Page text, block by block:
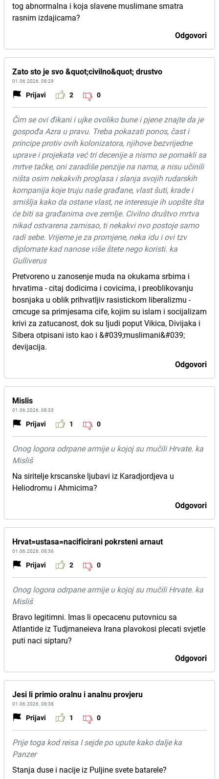
tog abnormalna i koja slavene muslimane smatra
rasnim izdajicama?
Odgovori
Zato sto je svo &quot;civilno&quot; drustvo
01.06.2026. 08:29
Prijavi 2 0
Čim se ovi đikani i ujke ovoliko bune i pjene znajte da je
gospođa Azra u pravu. Treba pokazati ponos, čast i
principe protiv ovih kolonizatora, njihove bezvrijedne
uprave i projekata već tri decenije a nismo se pomakli sa
mrtve tačke, oni zaradiše penzije na nama, a nisu učinili
ništa osim nekakvih proglasa i slanja svojih rudarskih
kompanija koje truju naše građane, vlast šuti, krade i
smišlja kako da ostane vlast, ne interesuje ih uopšte šta
će biti sa građanima ove zemlje. Civilno društvo mrtva
nikad ostvarena zamisao, ti nekakvi nvo postoje samo
radi sebe. Vrijeme je za promjene, neka idu i ovi tzv
diplomate kad nanose više štete nego koristi. ka
Gulliverus
Pretvoreno u zanosenje muda na okukama srbima i
hrvatima - citaj dodicima i covicima, i preoblikovanju
bosnjaka u oblik prihvatljiv rasistickom liberalizmu -
crncuge sa primjesama cife, kojim su islam i socijalizam
krivi za zatucanost, dok su ljudi poput Vikica, Divijaka i
Sibera otpisani isto kao i &#039;muslimani&#039;
devijacija.
Odgovori
Mislis
01.06.2026. 08:33
Prijavi 1 0
Onog logora odrpane armije u kojoj su mučili Hrvate. ka
Misliš
Na siritelje krscanske ljubavi iz Karadjordjeva u
Heliodromu i Ahmicima?
Odgovori
Hrvat=ustasa=nacificirani pokrsteni arnaut
01.06.2026. 08:36
Prijavi 2 0
Onog logora odrpane armije u kojoj su mučili Hrvate. ka
Misliš
Bravo legitimni. Imas li opecacenu putovnicu sa
Atlantide iz Tudjmaneieva Irana plavokosi plecati svjetle
puti naci siptaru?
Odgovori
Jesi li primio oralnu i analnu provjeru
01.06.2026. 08:38
Prijavi 1 0
Prije toga kod reisa I sejde po upute kako dalje ka
Panzer
Stanja duse i nacije iz Puljine svete batarele?